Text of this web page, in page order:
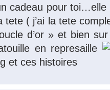
cadeau pour
tete ( j’ai la tete
d’or » et bien
en represaille
et ces histoires